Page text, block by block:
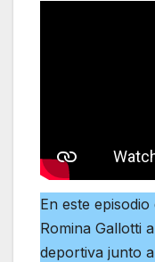
En este
Romina Gallotti
deportiva junto